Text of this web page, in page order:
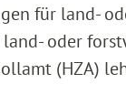
für land-
oder
(HZA)